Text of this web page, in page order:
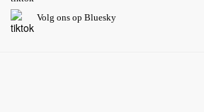
Volg ons op Bluesky